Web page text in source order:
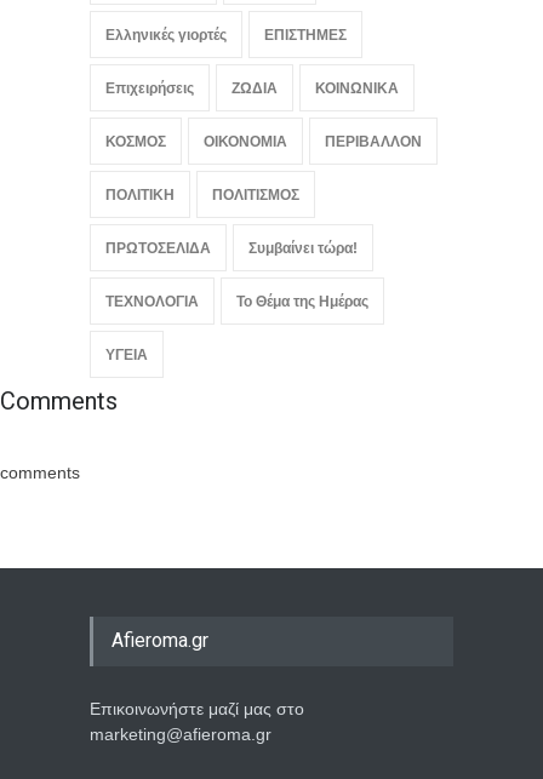
Ελληνικές γιορτές ΕΠΙΣΤΗΜΕΣ
Επιχειρήσεις ΖΩΔΙΑ ΚΟΙΝΩΝΙΚΑ
ΚΟΣΜΟΣ ΟΙΚΟΝΟΜΙΑ ΠΕΡΙΒΑΛΛΟΝ
ΠΟΛΙΤΙΚΗ ΠΟΛΙΤΙΣΜΟΣ
ΠΡΩΤΟΣΕΛΙΔΑ Συμβαίνει τώρα!
ΤΕΧΝΟΛΟΓΙΑ Το Θέμα της Ημέρας
ΥΓΕΙΑ
Comments
comments
Afieroma.gr
Επικοινωνήστε μαζί μας στο
marketing@afieroma.gr